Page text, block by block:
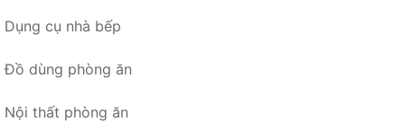
Dụng cụ nhà bếp
Đồ dùng phòng ăn
Nội thất phòng ăn